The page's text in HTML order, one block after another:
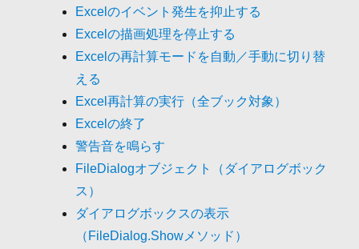
Excelのイベント発生を抑止する
Excelの描画処理を停止する
Excelの再計算モードを自動／手動に切り替
える
Excel再計算の実行（全ブック対象）
Excelの終了
警告音を鳴らす
FileDialogオブジェクト（ダイアログボック
ス）
ダイアログボックスの表示
（FileDialog.Showメソッド）